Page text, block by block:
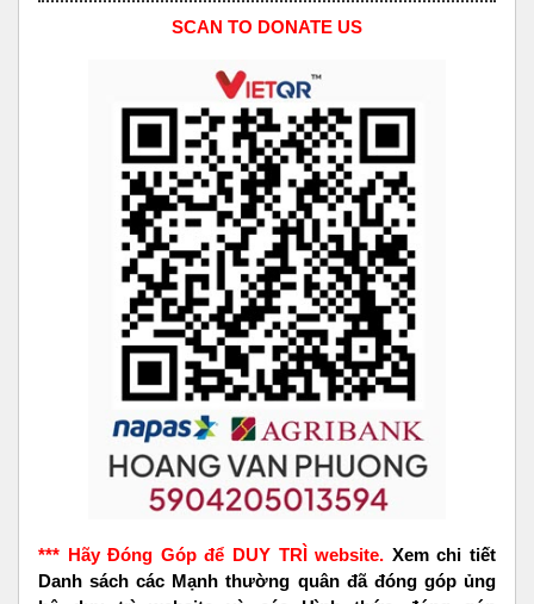
SCAN TO DONATE US
*** Hãy Đóng Góp để DUY TRÌ website. Xem chi tiết
Danh sách các Mạnh thường quân đã đóng góp ủng